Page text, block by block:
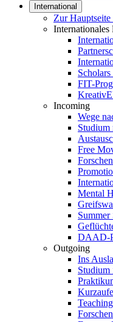
International
Zur
Internationales
FIT-
Incoming
Wege
Studium
Free
Mental
DAAD-
Outgoing
Ins
Studium